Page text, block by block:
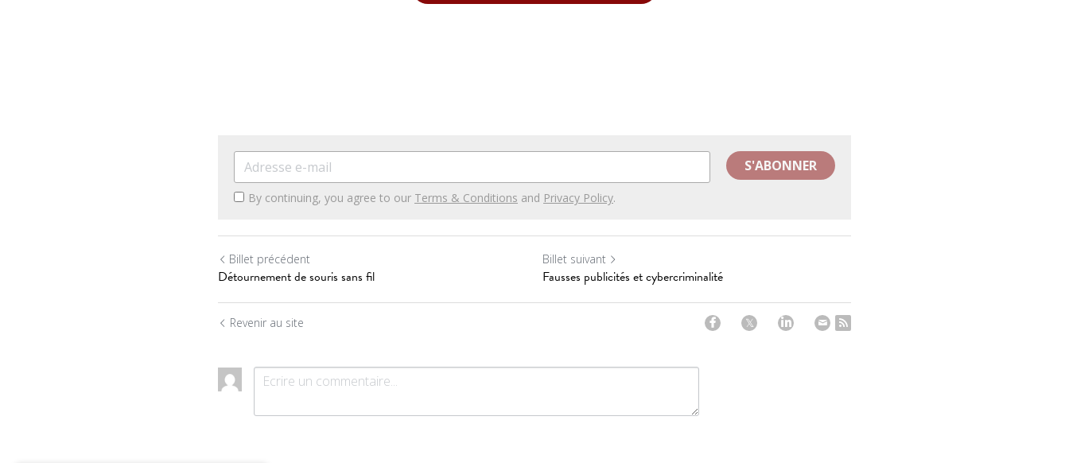
S'ABONNER
By continuing, you agree to our Terms & Conditions and Privacy Policy.
Billet précédent
Détournement de souris sans fil
Billet suivant
Fausses publicités et cybercriminalité
Revenir au site